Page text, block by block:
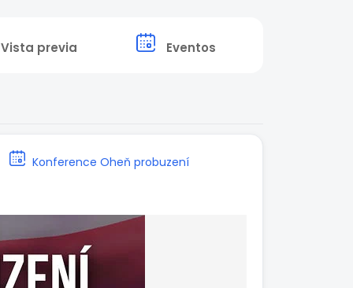
Vista previa Eventos
Konference Oheň probuzení